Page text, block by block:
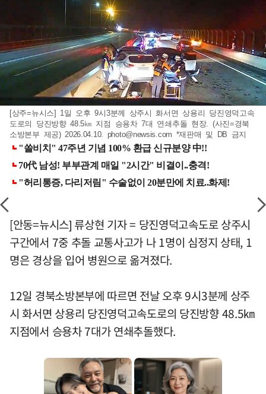
[상주=뉴시스] 1일 오후 9시3분께 상주시 화서면 상용리 당진영덕고속
도로의 당진방향 48.5㎞ 지점 승용차 7대 연쇄추돌 현장. (사진=경북
소방본부 제공) 2026.04.10. photo@newsis.com *재판매 및 DB 금지
[안동=뉴시스] 류상현 기자 = 당진영덕고속도로 상주시
구간에서 7중 추돌 교통사고가 나 1명이 심정지 상태, 1
명은 경상을 입어 병원으로 옮겨졌다.
12일 경북소방본부에 따르면 전날 오후 9시3분께 상주
시 화서면 상용리 당진영덕고속도로의 당진방향 48.5㎞
지점에서 승용차 7대가 연쇄추돌했다.